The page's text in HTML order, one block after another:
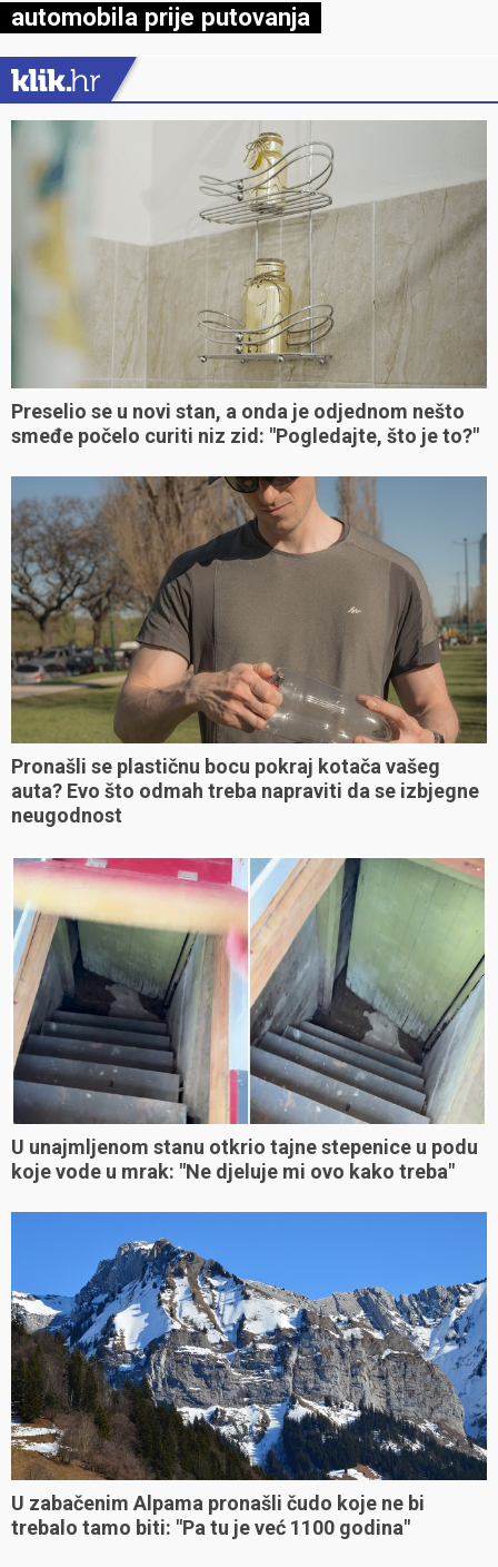
automobila prije putovanja
Preselio se u novi stan, a onda je odjednom nešto
smeđe počelo curiti niz zid: "Pogledajte, što je to?"
Pronašli se plastičnu bocu pokraj kotača vašeg
auta? Evo što odmah treba napraviti da se izbjegne
neugodnost
U unajmljenom stanu otkrio tajne stepenice u podu
koje vode u mrak: "Ne djeluje mi ovo kako treba"
U zabačenim Alpama pronašli čudo koje ne bi
trebalo tamo biti: "Pa tu je već 1100 godina"